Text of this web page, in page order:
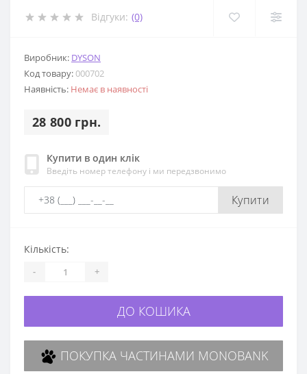
Відгуки: (0)
Виробник: DYSON
Код товару:000702
Наявність: Немає в наявності
28 800 грн.
Купити в один клік
Введіть номер телефону і ми передзвонимо
Купити
Кількість:
- +
ДО КОШИКА
ПОКУПКА ЧАСТИНАМИ MONOBANK